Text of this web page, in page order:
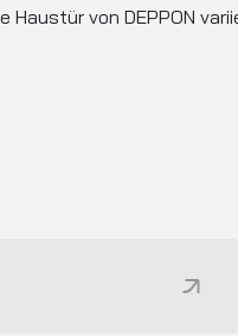
Haustür von DEPPON